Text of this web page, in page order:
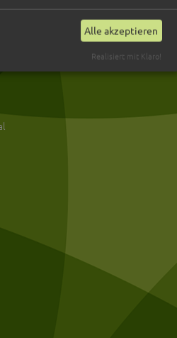
Alle akzeptieren
Realisiert mit Klaro!